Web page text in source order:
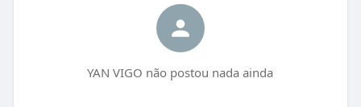
YAN VIGO não postou nada ainda